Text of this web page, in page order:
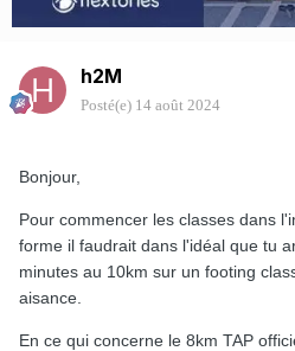
h2M
Posté(e) 14 août 2024
Bonjour,
Pour commencer les classes dans
forme il faudrait dans l'idéal que tu
minutes au 10km sur un footing
aisance.
En ce qui concerne le 8km TAP